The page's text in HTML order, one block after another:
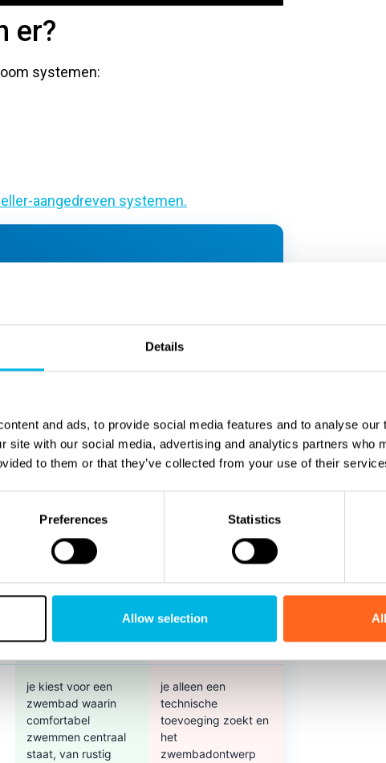
Details
and ads, to provide social media features and to analyse our
site with our social media, advertising and analytics partners who
to them or that they’ve collected from your use of their
Preferences Statistics
Allow selection
er?
systemen:
aangedreven systemen.
GESCHIKT
korte momenten in
het water
comfort,
gelijkmatigheid en
een natuurlijke
je een
maatwerkzwembad
bouwt en een
tegenstroomoplossin
worden ingebouwd
je juist een rustige,
langdurig en
zwemmen
je kiest voor een
zwembad waarin
comfortabel
zwemmen centraal
staat, van rustig
je alleen een
technische
toevoeging zoekt en
het
zwembadontwerp